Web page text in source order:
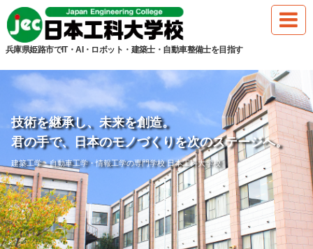
兵庫県姫路市でIT・AI・ロボット・建築士・自動車整備士を目指す
建築工学・自動車工学・情報工学の専門学校 日本工科大学校
技術を継承し、未来を創造。
君の手で、日本のモノづくりを次のステージへ。